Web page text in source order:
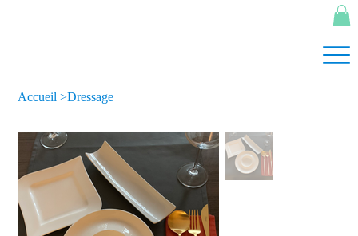
Accueil >Dressage